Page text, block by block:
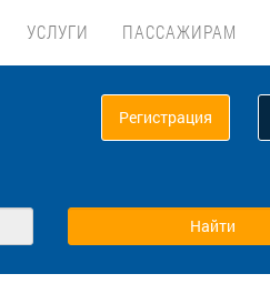
УСЛУГИ ПАССАЖИРАМ
Регистрация